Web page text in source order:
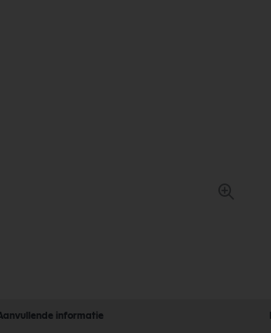
informatie